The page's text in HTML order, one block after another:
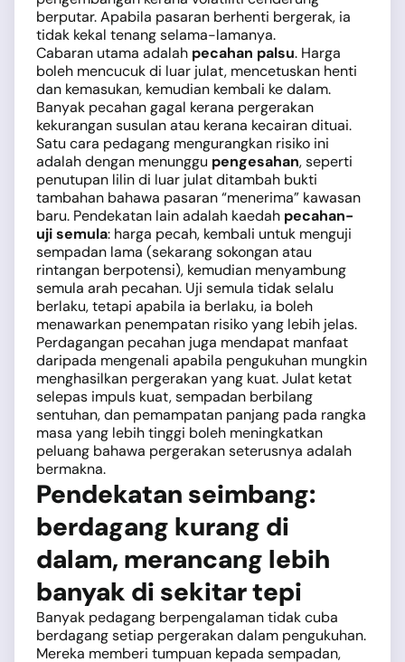
berputar. Apabila pasaran berhenti bergerak, ia
tidak kekal tenang selama-lamanya.
Cabaran utama adalah pecahan palsu. Harga
boleh mencucuk di luar julat, mencetuskan henti
dan kemasukan, kemudian kembali ke dalam.
Banyak pecahan gagal kerana pergerakan
kekurangan susulan atau kerana kecairan dituai.
Satu cara pedagang mengurangkan risiko ini
adalah dengan menunggu pengesahan, seperti
penutupan lilin di luar julat ditambah bukti
tambahan bahawa pasaran “menerima” kawasan
baru. Pendekatan lain adalah kaedah pecahan-
uji semula: harga pecah, kembali untuk menguji
sempadan lama (sekarang sokongan atau
rintangan berpotensi), kemudian menyambung
semula arah pecahan. Uji semula tidak selalu
berlaku, tetapi apabila ia berlaku, ia boleh
menawarkan penempatan risiko yang lebih jelas.
Perdagangan pecahan juga mendapat manfaat
daripada mengenali apabila pengukuhan mungkin
menghasilkan pergerakan yang kuat. Julat ketat
selepas impuls kuat, sempadan berbilang
sentuhan, dan pemampatan panjang pada rangka
masa yang lebih tinggi boleh meningkatkan
peluang bahawa pergerakan seterusnya adalah
bermakna.
Pendekatan seimbang:
berdagang kurang di
dalam, merancang lebih
banyak di sekitar tepi
Banyak pedagang berpengalaman tidak cuba
berdagang setiap pergerakan dalam pengukuhan.
Mereka memberi tumpuan kepada sempadan,